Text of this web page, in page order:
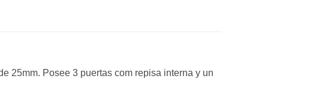
25mm. Posee 3 puertas com repisa interna y un